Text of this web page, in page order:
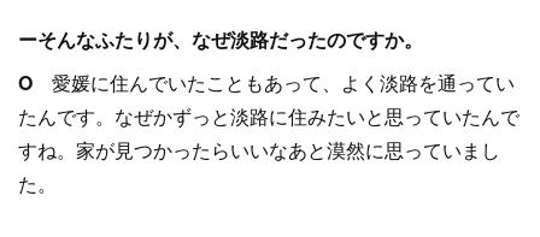
ーそんなふたりが、なぜ淡路だったのですか。
O 愛媛に住んでいたこともあって、よく淡路を通ってい
たんです。なぜかずっと淡路に住みたいと思っていたんで
すね。家が見つかったらいいなあと漠然に思っていまし
た。